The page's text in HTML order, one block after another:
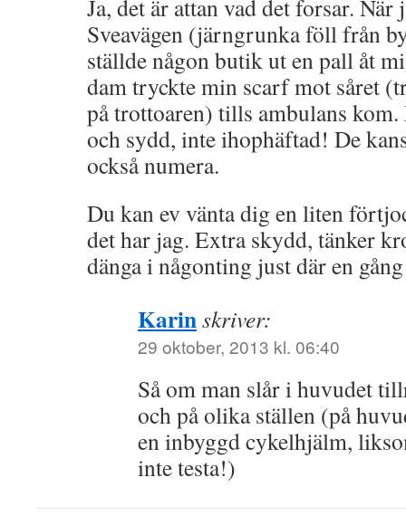
Ja, det är attan vad det forsar.
Sveavägen (järngrunka föll från
ställde någon butik ut en pall åt
dam tryckte min scarf mot såret
på trottoaren) tills ambulans
och sydd, inte ihophäftad! De
också numera.
Du kan ev vänta dig en liten
det har jag. Extra skydd, tänker
dänga i någonting just där en
Karinskriver:
29 oktober, 2013 kl. 06:40
Så om man slår i huvudet
och på olika ställen (på
en inbyggd cykelhjälm,
inte testa!)